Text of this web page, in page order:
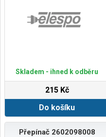
Skladem - ihned k odběru
215 Kč
Do košíku
Přepínač 2602098008